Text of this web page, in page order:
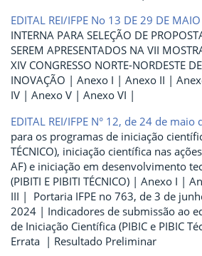
EDITAL REI/IFPE No 13 DE 29 DE
INTERNA PARA SELEÇÃO DE
SEREM APRESENTADOS NA VII
XIV CONGRESSO NORTE-NORDESTE
INOVAÇÃO | Anexo I | Anexo II |
IV | Anexo V | Anexo VI |
EDITAL REI/IFPE N° 12, de 24 de maio
para os programas de iniciação
TÉCNICO), iniciação científica nas
AF) e iniciação em desenvolvimento
(PIBITI E PIBITI TÉCNICO) | Anexo I |
III | Portaria IFPE no 763, de 3 de
2024 | Indicadores de submissão ao
de Iniciação Científica (PIBIC e PIBIC
Errata | Resultado Preliminar